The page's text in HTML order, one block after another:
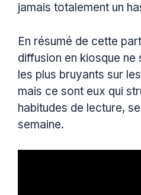
jamais totalement un
En résumé de cette
diffusion en kiosque
les plus bruyants sur
mais ce sont eux qui
habitudes de lecture,
semaine.